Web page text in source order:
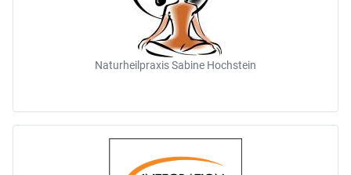
Naturheilpraxis Sabine Hochstein